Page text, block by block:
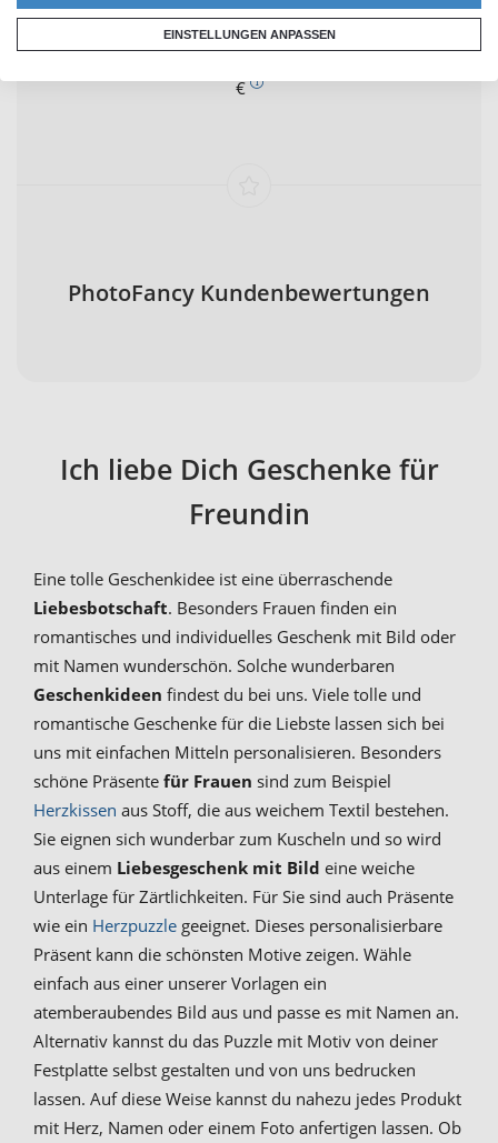
Kostenlose Lieferung ab einem Bestellwert von 60,-
€
PhotoFancy Kundenbewertungen
Ich liebe Dich Geschenke für
Freundin
Eine tolle Geschenkidee ist eine überraschende
Liebesbotschaft. Besonders Frauen finden ein
romantisches und individuelles Geschenk mit Bild oder
mit Namen wunderschön. Solche wunderbaren
Geschenkideen findest du bei uns. Viele tolle und
romantische Geschenke für die Liebste lassen sich bei
uns mit einfachen Mitteln personalisieren. Besonders
schöne Präsente für Frauen sind zum Beispiel
Herzkissen aus Stoff, die aus weichem Textil bestehen.
Sie eignen sich wunderbar zum Kuscheln und so wird
aus einem Liebesgeschenk mit Bild eine weiche
Unterlage für Zärtlichkeiten. Für Sie sind auch Präsente
wie ein Herzpuzzle geeignet. Dieses personalisierbare
Präsent kann die schönsten Motive zeigen. Wähle
einfach aus einer unserer Vorlagen ein
atemberaubendes Bild aus und passe es mit Namen an.
Alternativ kannst du das Puzzle mit Motiv von deiner
Festplatte selbst gestalten und von uns bedrucken
lassen. Auf diese Weise kannst du nahezu jedes Produkt
mit Herz, Namen oder einem Foto anfertigen lassen. Ob
EINSTELLUNGEN ANPASSEN